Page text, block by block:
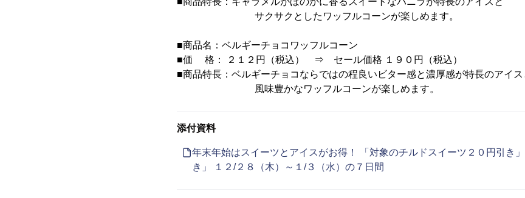
サクサクとしたワッフルコーンが楽しめます。
■商品名：ベルギーチョコワッフルコーン
■価 格： ２１２円（税込） ⇒ セール価格 １９０円（税込）
■商品特長：ベルギーチョコならではの程良いビター感と濃厚感が特長のアイス
風味豊かなワッフルコーンが楽しめます。
添付資料
年末年始はスイーツとアイスがお得！ 「対象のチルドスイーツ２０円引き
き」 １２/２８（木）～１/３（水）の７日間